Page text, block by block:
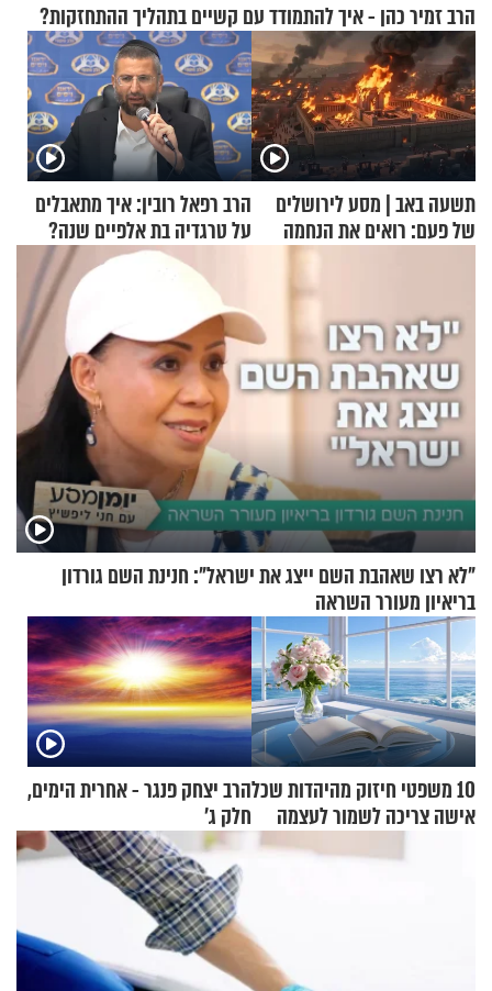
הרב זמיר כהן - איך להתמודד עם קשיים בתהליך ההתחזקות?
תשעה באב | מסע לירושלים
של פעם: רואים את הנחמה
הרב רפאל רובין: איך מתאבלים
על טרגדיה בת אלפיים שנה?
"לא רצו שאהבת השם ייצג את ישראל": חנינת השם גורדון
בריאיון מעורר השראה
10 משפטי חיזוק מהיהדות שכל
אישה צריכה לשמור לעצמה
הרב יצחק פנגר - אחרית הימים,
חלק ג’